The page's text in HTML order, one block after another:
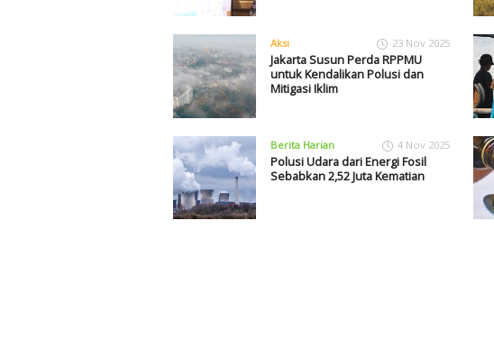
Aksi 23 Nov 2025
Jakarta Susun Perda RPPMU
untuk Kendalikan Polusi dan
Mitigasi Iklim
Berita Harian 4 Nov 2025
Polusi Udara dari Energi Fosil
Sebabkan 2,52 Juta Kematian